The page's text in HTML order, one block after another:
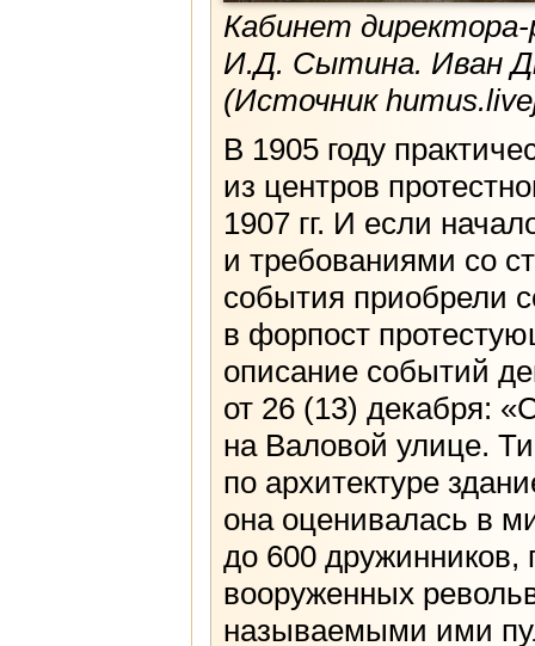
Кабинет
И.Д. Сытина. Иван
(Источник
В 1905 году
из центров
1907 гг. И если
и требованиями со
события приобрели
в форпост
описание событий
от 26 (13) декабря:
на Валовой улице.
по архитектуре
она оценивалась в
до 600 дружинников,
вооруженных
называемыми ими